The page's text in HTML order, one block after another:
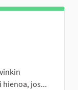
jos...